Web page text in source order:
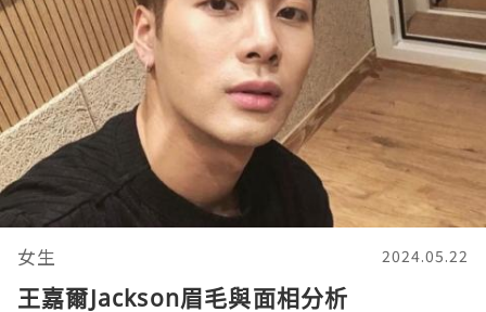
女生 2024.05.22
王嘉爾Jackson眉毛與面相分析